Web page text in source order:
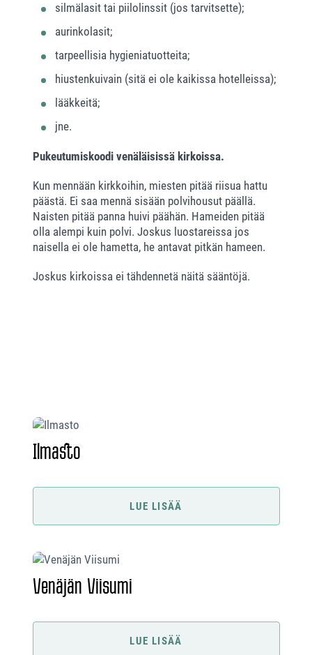
silmälasit tai piilolinssit (jos tarvitsette);
aurinkolasit;
tarpeellisia hygieniatuotteita;
hiustenkuivain (sitä ei ole kaikissa hotelleissa);
lääkkeitä;
jne.
Pukeutumiskoodi venäläisissä kirkoissa.
Kun mennään kirkkoihin, miesten pitää riisua hattu
päästä. Ei saa mennä sisään polvihousut päällä.
Naisten pitää panna huivi päähän. Hameiden pitää
olla alempi kuin polvi. Joskus luostareissa jos
naisella ei ole hametta, he antavat pitkän hameen.
Joskus kirkoissa ei tähdennetä näitä sääntöjä.
Ilmasto
LUE LISÄÄ
Venäjän Viisumi
LUE LISÄÄ